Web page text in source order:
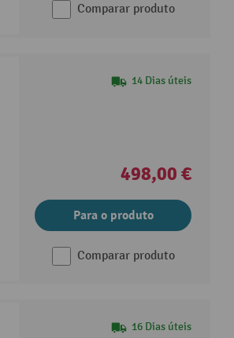
Comparar produto
14 Dias úteis
498,00 €
Para o produto
Comparar produto
16 Dias úteis